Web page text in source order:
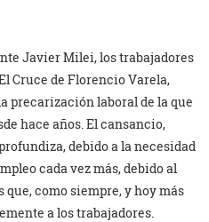
Javier Milei, los trabajadores
Cruce de Florencio Varela,
precarización laboral de la que
hace años. El cansancio,
debido a la necesidad
cada vez más, debido al
como siempre, y hoy más
a los trabajadores.